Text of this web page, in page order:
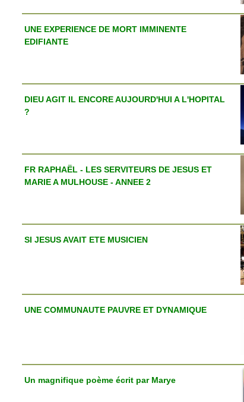
UNE EXPERIENCE DE MORT IMMINENTE
EDIFIANTE
DIEU AGIT IL ENCORE AUJOURD'HUI A L'HOPITAL
?
FR RAPHAËL - LES SERVITEURS DE JESUS ET
MARIE A MULHOUSE - ANNEE 2
SI JESUS AVAIT ETE MUSICIEN
UNE COMMUNAUTE PAUVRE ET DYNAMIQUE
Un magnifique poème écrit par Marye